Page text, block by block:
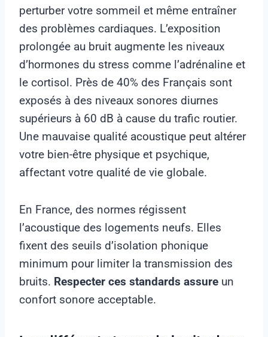
perturber votre sommeil et même entraîner
des problèmes cardiaques. L’exposition
prolongée au bruit augmente les niveaux
d’hormones du stress comme l’adrénaline et
le cortisol. Près de 40% des Français sont
exposés à des niveaux sonores diurnes
supérieurs à 60 dB à cause du trafic routier.
Une mauvaise qualité acoustique peut altérer
votre bien-être physique et psychique,
affectant votre qualité de vie globale.
En France, des normes régissent
l’acoustique des logements neufs. Elles
fixent des seuils d’isolation phonique
minimum pour limiter la transmission des
bruits. Respecter ces standards assure un
confort sonore acceptable.